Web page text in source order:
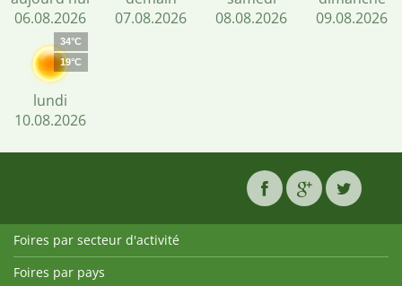
06.08.2026
07.08.2026
08.08.2026
09.08.2026
34°C
19°C
lundi
10.08.2026
Foires par secteur d'activité
Foires par pays